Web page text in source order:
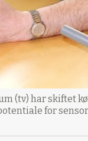
(tv) har skiftet
for